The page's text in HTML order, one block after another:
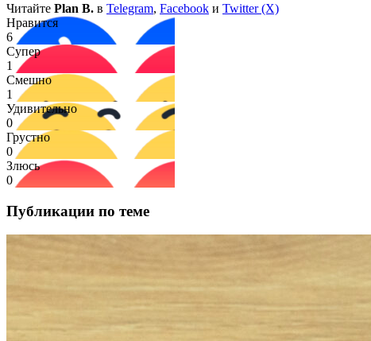
Читайте Plan B. в Telegram, Facebook и Twitter (X)
Нравится
6
Супер
1
Смешно
1
Удивительно
0
Грустно
0
Злюсь
0
Публикации по теме